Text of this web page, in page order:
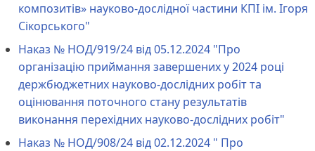
композитів» науково-дослідної частини КПІ ім. Ігоря
Сікорського"
Наказ № НОД/919/24 від 05.12.2024 "Про
організацію приймання завершених у 2024 році
держбюджетних науково-дослідних робіт та
оцінювання поточного стану результатів
виконання перехідних науково-дослідних робіт"
Наказ № НОД/908/24 від 02.12.2024 " Про